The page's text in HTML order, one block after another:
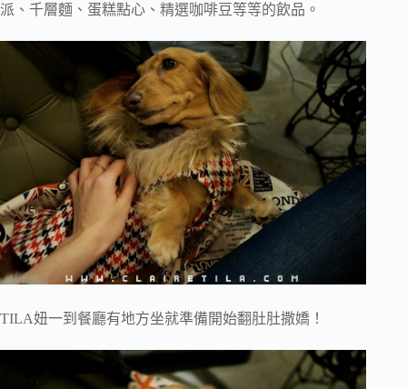
派、千層麵、蛋糕點心、精選咖啡豆等等的飲品。
TILA妞一到餐廳有地方坐就準備開始翻肚肚撒嬌！